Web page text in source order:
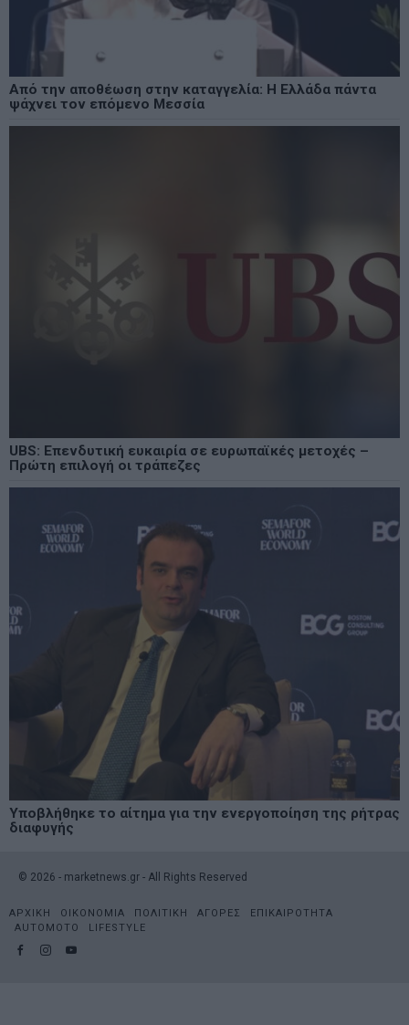
Από την αποθέωση στην καταγγελία: Η Ελλάδα πάντα
ψάχνει τον επόμενο Μεσσία
UBS: Επενδυτική ευκαιρία σε ευρωπαϊκές μετοχές –
Πρώτη επιλογή οι τράπεζες
Υποβλήθηκε το αίτημα για την ενεργοποίηση της ρήτρας
διαφυγής
© 2026 - marketnews.gr - All Rights Reserved
ΑΡΧΙΚΗ ΟΙΚΟΝΟΜΙΑ ΠΟΛΙΤΙΚΗ ΑΓΟΡΕΣ
ΕΠΙΚΑΙΡΟΤΗΤΑ
AUTOMOTO
LIFESTYLE